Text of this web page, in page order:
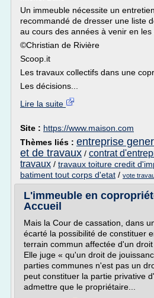
Un immeuble nécessite un
recommandé de dresser une liste
au cours des années à venir en les
©Christian de Rivière
Scoop.it
Les travaux collectifs dans une
Les décisions...
Lire la suite
Site : https://www.maison.com
Thèmes liés : entreprise
et de travaux / contrat
travaux / travaux toiture credit
batiment tout corps d'etat / vote
L'immeuble en
Accueil
Mais la Cour de cassation, dans
écarté la possibilité de constituer
terrain commun affectée d'un
Elle juge « qu'un droit de
parties communes n'est pas un
peut constituer la partie privative
admettre que le propriétaire...